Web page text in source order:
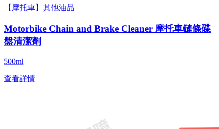
【摩托車】其他油品
Motorbike Chain and Brake Cleaner 摩托車鏈條碟
盤清潔劑
500ml
查看詳情